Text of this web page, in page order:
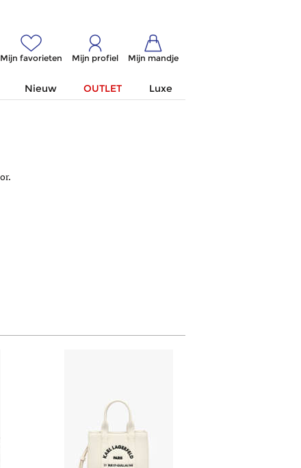
Mijn favorieten Mijn profiel Mijn mandje
Nieuw OUTLET Luxe